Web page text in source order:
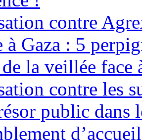
contre
à Gaza : 5
la veillée face
contre les
public dans